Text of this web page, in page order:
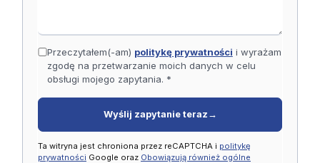
Przeczytałem(-am) politykę prywatności i wyrażam
zgodę na przetwarzanie moich danych w celu
obsługi mojego zapytania. *
Wyślij zapytanie teraz →
Ta witryna jest chroniona przez reCAPTCHA i politykę
prywatności Google oraz Obowiązują również ogólne